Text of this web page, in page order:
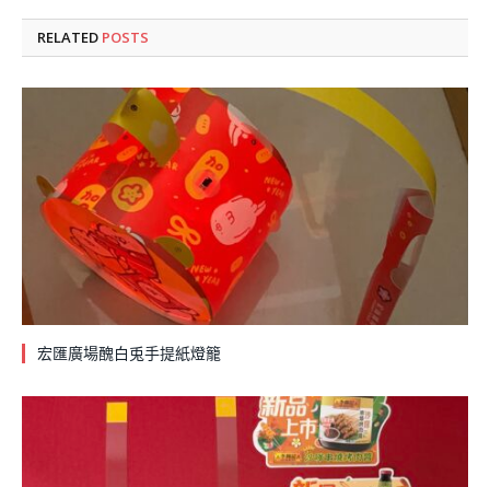
RELATED POSTS
宏匯廣場醜白兎手提紙燈籠